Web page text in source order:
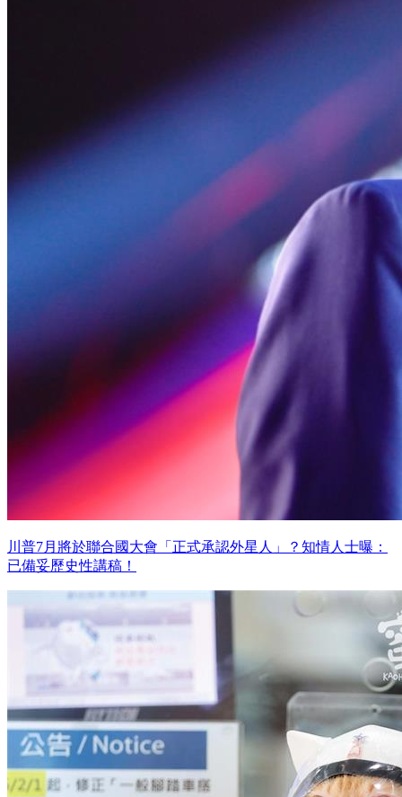
川普7月將於聯合國大會「正式承認外星人」？知情人士曝：
已備妥歷史性講稿！